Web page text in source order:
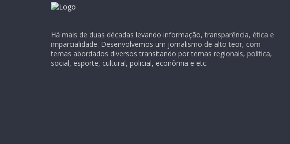
Há mais de duas décadas levando informação, transparência, ética e
imparcialidade. Desenvolvemos um jornalismo de alto teor, com
temas abordados diversos transitando por temas regionais, política,
social, esporte, cultural, policial, econômia e etc.